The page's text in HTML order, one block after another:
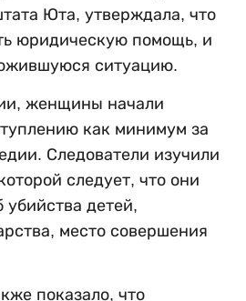
Юта, утверждала, что
юридическую помощь, и
ситуацию.
женщины начали
как минимум за
Следователи изучили
следует, что они
убийства детей,
место совершения
показало, что